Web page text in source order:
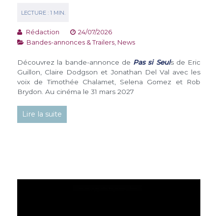
Rédaction
24/07/2026
Bandes-annonces & Trailers News
Découvrez la bande-annonce de Pas si Seuls de Eric
Guillon, Claire Dodgson et Jonathan Del Val avec les
voix de Timothée Chalamet, Selena Gomez et Rob
Brydon. Au cinéma le 31 mars 2027
Lire la suite